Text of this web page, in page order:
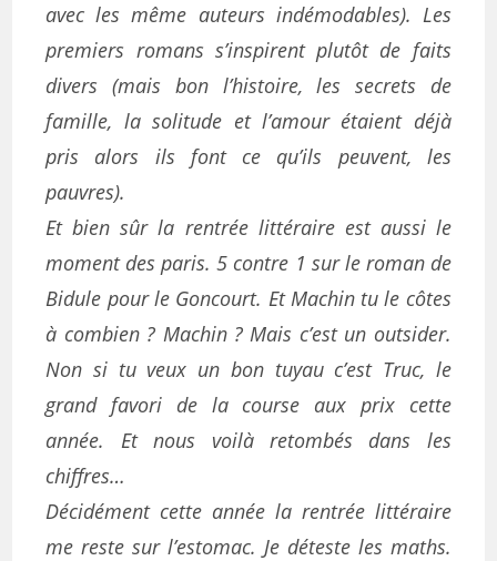
avec les même auteurs indémodables). Les
premiers romans s’inspirent plutôt de faits
divers (mais bon l’histoire, les secrets de
famille, la solitude et l’amour étaient déjà
pris alors ils font ce qu’ils peuvent, les
pauvres).
Et bien sûr la rentrée littéraire est aussi le
moment des paris. 5 contre 1 sur le roman de
Bidule pour le Goncourt. Et Machin tu le côtes
à combien ? Machin ? Mais c’est un outsider.
Non si tu veux un bon tuyau c’est Truc, le
grand favori de la course aux prix cette
année. Et nous voilà retombés dans les
chiffres…
Décidément cette année la rentrée littéraire
me reste sur l’estomac. Je déteste les maths.